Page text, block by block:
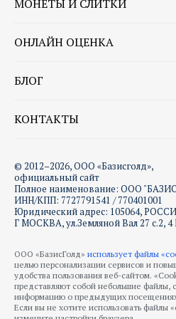
МОНЕТЫ И СЛИТКИ
ОНЛАЙН ОЦЕНКА
БЛОГ
КОНТАКТЫ
© 2012–2026, ООО «Базисголд»,
официальный сайт
Полное наименование: ООО
ИНН/КПП: 7727791541 / 770401001
Юридический адрес: 105064,
Г МОСКВА, ул.Земляной Вал 27 с.2,
ООО «БазисГолд» использует файлы
целью персонализации сервисов и
удобства пользования веб-сайтом.
представляют собой небольшие файлы,
информацию о предыдущих
Если вы не хотите использовать файлы